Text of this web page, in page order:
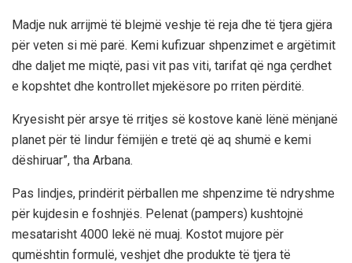
Madje nuk arrijmë të blejmë veshje të reja dhe të tjera gjëra
për veten si më parë. Kemi kufizuar shpenzimet e argëtimit
dhe daljet me miqtë, pasi vit pas viti, tarifat që nga çerdhet
e kopshtet dhe kontrollet mjekësore po rriten përditë.
Kryesisht për arsye të rritjes së kostove kanë lënë mënjanë
planet për të lindur fëmijën e tretë që aq shumë e kemi
dëshiruar”, tha Arbana.
Pas lindjes, prindërit përballen me shpenzime të ndryshme
për kujdesin e foshnjës. Pelenat (pampers) kushtojnë
mesatarisht 4000 lekë në muaj. Kostot mujore për
qumështin formulë, veshjet dhe produkte të tjera të